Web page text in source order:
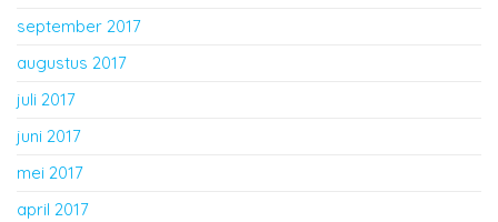
september 2017
augustus 2017
juli 2017
juni 2017
mei 2017
april 2017